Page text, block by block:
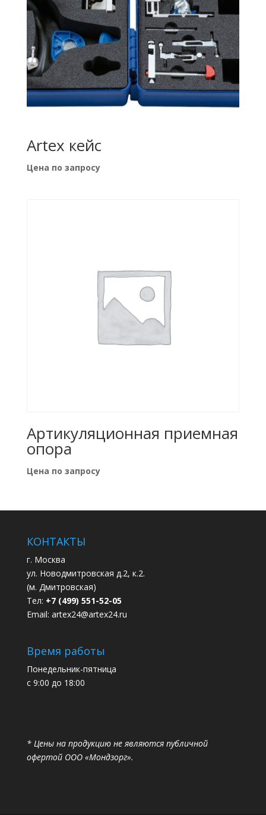
Artex кейс
Цена по запросу
Артикуляционная приемная
опора
Цена по запросу
КОНТАКТЫ
г. Москва
ул. Новодмитровская д.2, к.2.
(м. Дмитровская)
Тел: +7 (499) 551-52-05
Email: artex24@artex24.ru
Время работы
Понедельник-пятница
с 9:00 до 18:00
* Цены на продукцию не являются публичной
офертой ООО «Мондзорг».